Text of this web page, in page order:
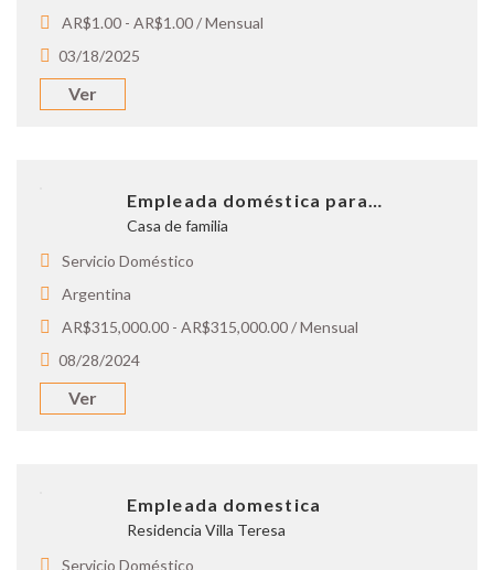
AR$1.00 - AR$1.00 / Mensual
03/18/2025
Ver
Empleada doméstica para…
Casa de familia
Servicio Doméstico
Argentina
AR$315,000.00 - AR$315,000.00 / Mensual
08/28/2024
Ver
Empleada domestica
Residencia Villa Teresa
Servicio Doméstico